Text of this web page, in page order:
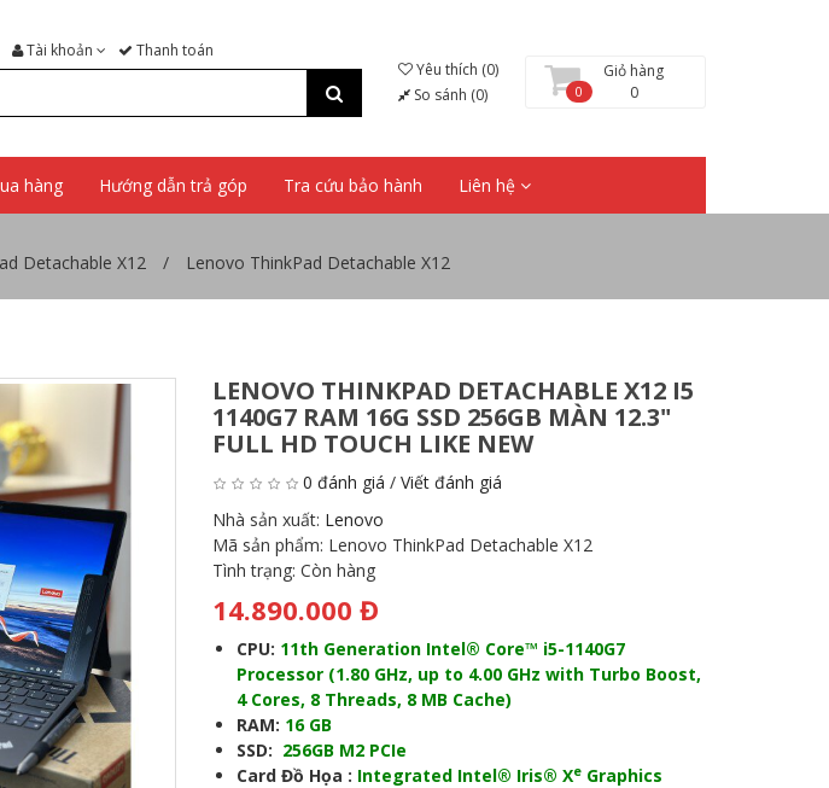
Tài khoản
Thanh toán
Yêu thích (0)
So sánh (0)
Giỏ hàng
0 0
hàng Hướng dẫn trả góp Tra cứu bảo hành Liên hệ
Detachable X12 Lenovo ThinkPad Detachable X12
LENOVO THINKPAD DETACHABLE X12 I5
1140G7 RAM 16G SSD 256GB MÀN 12.3"
FULL HD TOUCH LIKE NEW
0 đánh giá /Viết đánh giá
Nhà sản xuất: Lenovo
Mã sản phẩm: Lenovo ThinkPad Detachable X12
Tình trạng:Còn hàng
14.890.000 Đ
CPU: 11th Generation Intel® Core™ i5-1140G7
Processor (1.80 GHz, up to 4.00 GHz with Turbo Boost,
4 Cores, 8 Threads, 8 MB Cache)
RAM: 16 GB
SSD: 256GB M2 PCIe
Card Đồ Họa : Integrated Intel® Iris® Xe Graphics